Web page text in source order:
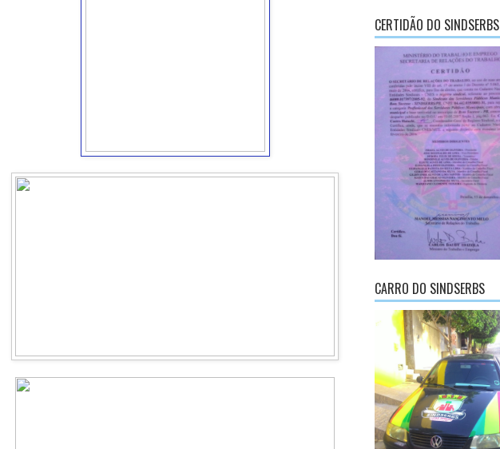
CERTIDÃO DO SINDSERBS
CARRO DO SINDSERBS